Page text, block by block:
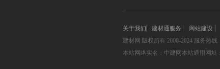
关于我们 建材通服务
网站建设
建材网 版权所有 2000-2024 服务热线
本站网络实名：中建网本站通用网址